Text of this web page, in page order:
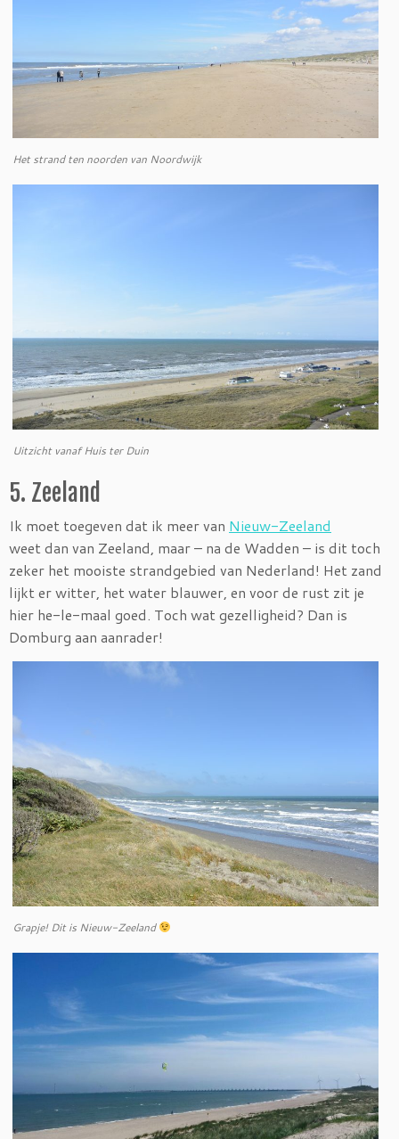
Het strand ten noorden van Noordwijk
Uitzicht vanaf Huis ter Duin
5. Zeeland
Ik moet toegeven dat ik meer van Nieuw-Zeeland
weet dan van Zeeland, maar – na de Wadden – is dit toch
zeker het mooiste strandgebied van Nederland! Het zand
lijkt er witter, het water blauwer, en voor de rust zit je
hier he-le-maal goed. Toch wat gezelligheid? Dan is
Domburg aan aanrader!
Grapje! Dit is Nieuw-Zeeland